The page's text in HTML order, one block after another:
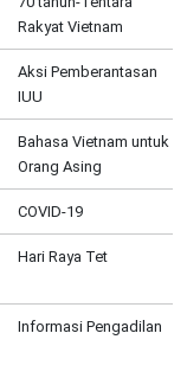
Rakyat Vietnam
Aksi Pemberantasan
IUU
Bahasa Vietnam untuk
Orang Asing
COVID-19
Hari Raya Tet
Informasi Pengadilan